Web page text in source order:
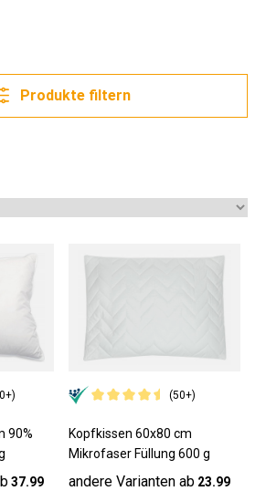
Produkte filtern
90%
37.99
(50+)
Kopfkissen 60x80 cm
Mikrofaser Füllung 600 g
andere Varianten ab 23.99